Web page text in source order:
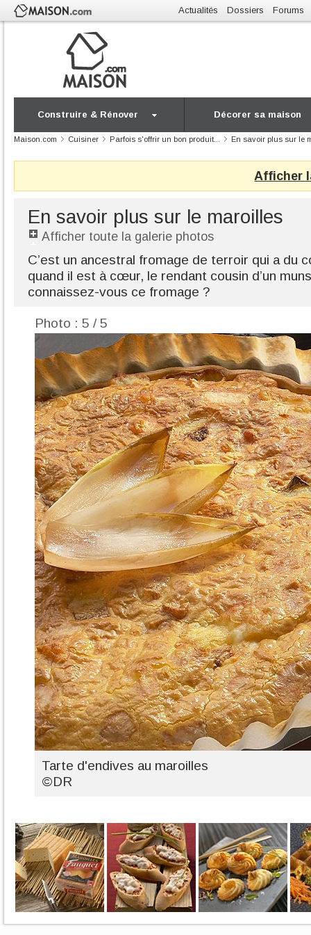
Actualités Dossiers Forums
Construire & Rénover Décorer sa maison
Maison.com Cuisiner Parfois s'offrir un bon produit... En savoir plus sur le
Afficher
En savoir plus sur le maroilles
Afficher toute la galerie photos
C’est un ancestral fromage de terroir qui a du
quand il est à cœur, le rendant cousin d’un
connaissez-vous ce fromage ?
Photo : 5 / 5
Tarte d'endives au maroilles
©DR